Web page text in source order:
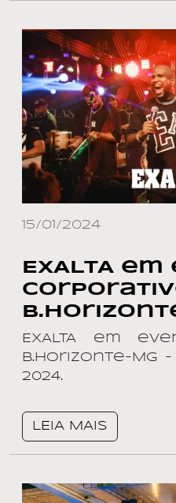
15/01/2024
EXALTA
EXALTA em
B.Horizonte-MG –
2024.
LEIA MAIS